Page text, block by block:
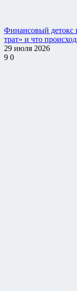
Финансовый детокс
трат» и что
29 июля 2026
9 0